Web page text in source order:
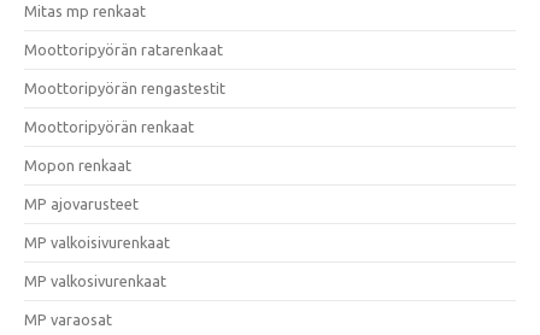
Mitas mp renkaat
Moottoripyörän ratarenkaat
Moottoripyörän rengastestit
Moottoripyörän renkaat
Mopon renkaat
MP ajovarusteet
MP valkoisivurenkaat
MP valkosivurenkaat
MP varaosat